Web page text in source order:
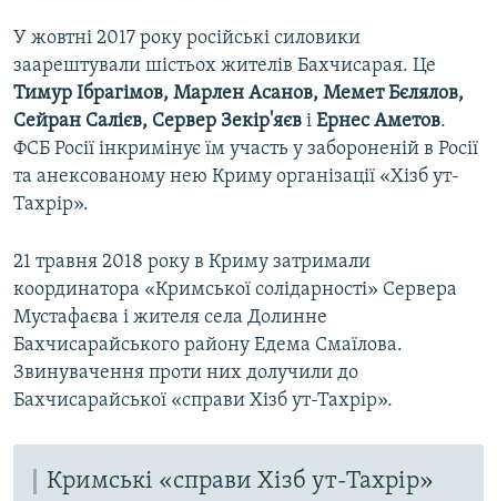
У жовтні 2017 року російські силовики
заарештували шістьох жителів Бахчисарая. Це
Тимур Ібрагімов, Марлен Асанов, Мемет Бєлялов,
Сейран Салієв, Сервер Зекір'яєв і Ернес Аметов.
ФСБ Росії інкримінує їм участь у забороненій в Росії
та анексованому нею Криму організації «Хізб ут-
Тахрір».
21 травня 2018 року в Криму затримали
координатора «Кримської солідарності» Сервера
Мустафаєва і жителя села Долинне
Бахчисарайського району Едема Смаїлова.
Звинувачення проти них долучили до
Бахчисарайської «справи Хізб ут-Тахрір».
Кримські «справи Хізб ут-Тахрір»